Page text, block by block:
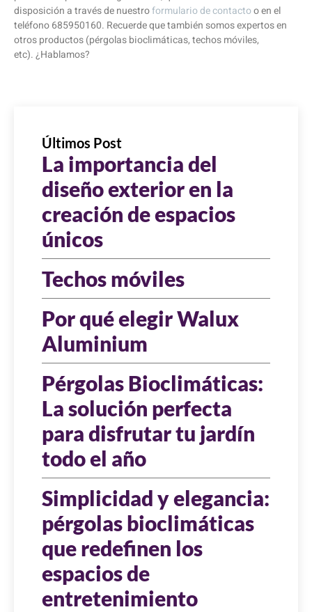
disposición a través de nuestroformulario de contactoo en el
teléfono 685950160. Recuerde que también somos expertos en
otros productos (pérgolas bioclimáticas, techos móviles,
etc). ¿Hablamos?
Últimos Post
La importancia del
diseño exterior en la
creación de espacios
únicos
Techos móviles
Por qué elegir Walux
Aluminium
Pérgolas Bioclimáticas:
La solución perfecta
para disfrutar tu jardín
todo el año
Simplicidad y elegancia:
pérgolas bioclimáticas
que redefinen los
espacios de
entretenimiento